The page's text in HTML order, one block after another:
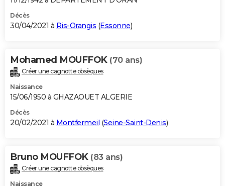
Décès
30/04/2021 à Ris-Orangis (Essonne)
Mohamed MOUFFOK (70 ans)
Créer une cagnotte obsèques
Naissance
15/06/1950 à GHAZAOUET ALGERIE
Décès
20/02/2021 à Montfermeil (Seine-Saint-Denis)
Bruno MOUFFOK (83 ans)
Créer une cagnotte obsèques
Naissance